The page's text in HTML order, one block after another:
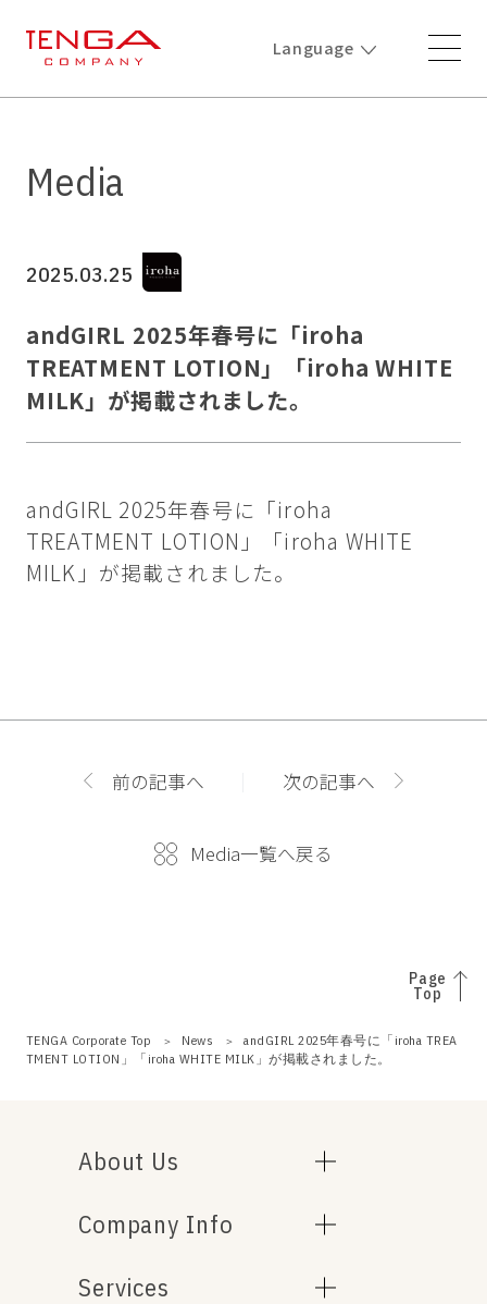
Language
Media
2025.03.25
andGIRL 2025年春号に「iroha
TREATMENT LOTION」「iroha WHITE
MILK」が掲載されました。
andGIRL 2025年春号に「iroha
TREATMENT LOTION」「iroha WHITE
MILK」が掲載されました。
前の記事へ
Media一覧へ戻る
次の記事へ
Page
Top
TENGA Corporate Top News
andGIRL 2025年春号に「iroha TREA
TMENT LOTION」「iroha WHITE MILK」が掲載されました。
About Us
Company Info
Services